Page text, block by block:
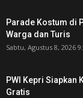
Parade Kostum di
Warga dan Turis
Sabtu, Agustus 8, 2026
PWI Kepri Siapkan
Gratis